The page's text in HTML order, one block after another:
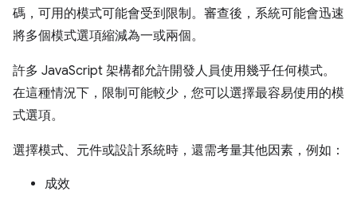
碼，可用的模式可能會受到限制。審查後，系統可能會迅速
將多個模式選項縮減為一或兩個。
許多 JavaScript 架構都允許開發人員使用幾乎任何模式。
在這種情況下，限制可能較少，您可以選擇最容易使用的模
式選項。
選擇模式、元件或設計系統時，還需考量其他因素，例如：
成效